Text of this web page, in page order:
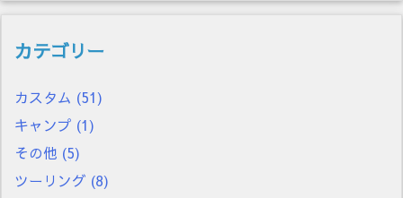
カテゴリー
カスタム (51)
キャンプ (1)
その他 (5)
ツーリング (8)